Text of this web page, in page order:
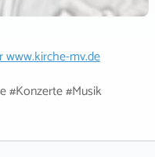
www.kirche-mv.de
#Konzerte #Musik